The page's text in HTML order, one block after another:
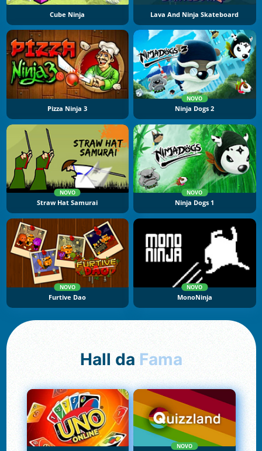
Cube Ninja Lava And Ninja Skateboard
Pizza Ninja 3
NOVO
Ninja Dogs 2
NOVO
Straw Hat Samurai
NOVO
Ninja Dogs 1
NOVO
Furtive Dao
NOVO
MonoNinja
Hall da Fama
NOVO